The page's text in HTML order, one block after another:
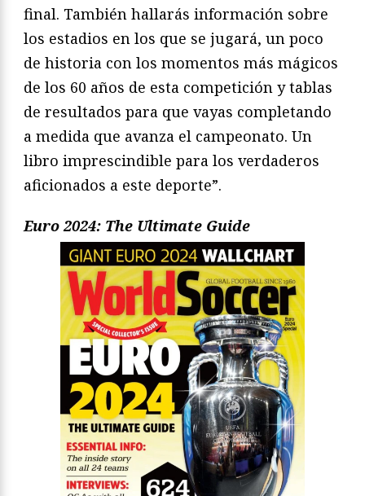
final. También hallarás información sobre
los estadios en los que se jugará, un poco
de historia con los momentos más mágicos
de los 60 años de esta competición y tablas
de resultados para que vayas completando
a medida que avanza el campeonato. Un
libro imprescindible para los verdaderos
aficionados a este deporte”.
Euro 2024: The Ultimate Guide